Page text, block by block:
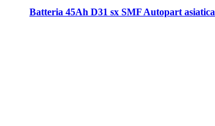
Batteria 45Ah D31 sx SMF Autopart asiatica